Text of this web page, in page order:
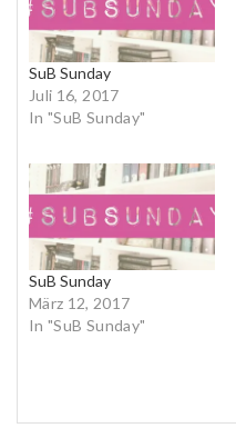
SuB Sunday
Juli 16, 2017
In "SuB Sunday"
SuB Sunday
März 12, 2017
In "SuB Sunday"